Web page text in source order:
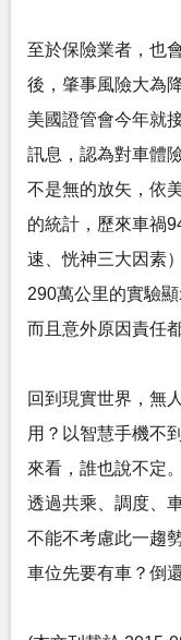
至於保險業者，也
後，肇事風險大為
美國證管會今年就
訊息，認為對車體
不是無的放矢，依
的統計，歷來車禍
速、恍神三大因素
290萬公里的實驗
而且意外原因責任
回到現實世界，無
用？以智慧手機不
來看，誰也說不定
透過共乘、調度、
不能不考慮此一趨
車位先要有車？倒